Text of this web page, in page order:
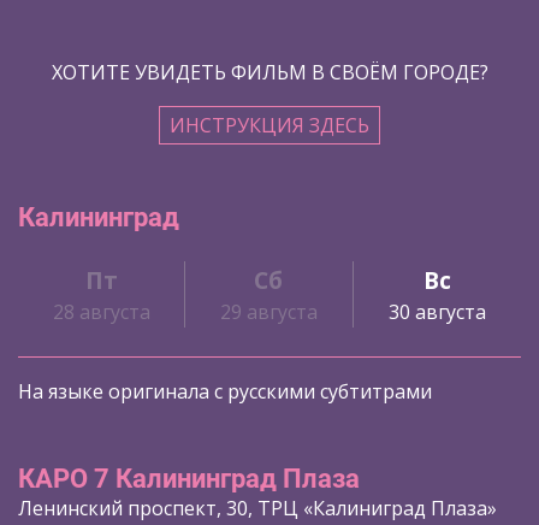
ХОТИТЕ УВИДЕТЬ ФИЛЬМ В СВОЁМ ГОРОДЕ?
ИНСТРУКЦИЯ ЗДЕСЬ
Калининград
Пт
28 августа
Сб
29 августа
Вс
30 августа
На языке оригинала с русскими субтитрами
КАРО 7 Калининград Плаза
Ленинский проспект, 30, ТРЦ «Калиниград Плаза»